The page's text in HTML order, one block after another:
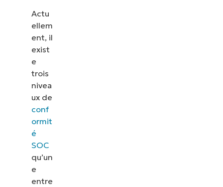
Actu
ellem
ent, il
exist
e
trois
nivea
ux de
conf
ormit
é
SOC
qu’un
e
entre